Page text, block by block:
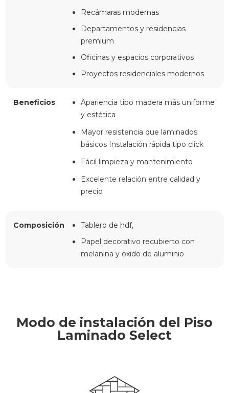
Recámaras modernas
Departamentos y residencias
premium
Oficinas y espacios corporativos
Proyectos residenciales modernos
Beneficios
Apariencia tipo madera más uniforme
y estética
Mayor resistencia que laminados
básicos Instalación rápida tipo click
Fácil limpieza y mantenimiento
Excelente relación entre calidad y
precio
Composición
Tablero de hdf,
Papel decorativo recubierto con
melanina y oxido de aluminio
Modo de instalación del Piso
Laminado Select